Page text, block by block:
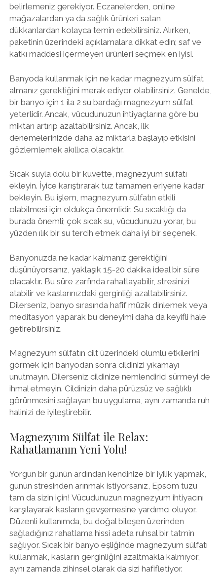
belirlemeniz gerekiyor. Eczanelerden, online
mağazalardan ya da sağlık ürünleri satan
dükkanlardan kolayca temin edebilirsiniz. Alırken,
paketinin üzerindeki açıklamalara dikkat edin; saf ve
katkı maddesi içermeyen ürünleri seçmek en iyisi.
Banyoda kullanmak için ne kadar magnezyum sülfat
almanız gerektiğini merak ediyor olabilirsiniz. Genelde,
bir banyo için 1 ila 2 su bardağı magnezyum sülfat
yeterlidir. Ancak, vücudunuzun ihtiyaçlarına göre bu
miktarı artırıp azaltabilirsiniz. Ancak, ilk
denemelerinizde daha az miktarla başlayıp etkisini
gözlemlemek akıllıca olacaktır.
Sıcak suyla dolu bir küvette, magnezyum sülfatı
ekleyin. İyice karıştırarak tuz tamamen eriyene kadar
bekleyin. Bu işlem, magnezyum sülfatın etkili
olabilmesi için oldukça önemlidir. Su sıcaklığı da
burada önemli; çok sıcak su, vücudunuzu yorar, bu
yüzden ılık bir su tercih etmek daha iyi bir seçenek.
Banyonuzda ne kadar kalmanız gerektiğini
düşünüyorsanız, yaklaşık 15-20 dakika ideal bir süre
olacaktır. Bu süre zarfında rahatlayabilir, stresinizi
atabilir ve kaslarınızdaki gerginliği azaltabilirsiniz.
Dilerseniz, banyo sırasında hafif müzik dinlemek veya
meditasyon yaparak bu deneyimi daha da keyifli hale
getirebilirsiniz.
Magnezyum sülfatın cilt üzerindeki olumlu etkilerini
görmek için banyodan sonra cildinizi yıkamayı
unutmayın. Dilerseniz cildinize nemlendirici sürmeyi de
ihmal etmeyin. Cildinizin daha pürüzsüz ve sağlıklı
görünmesini sağlayan bu uygulama, aynı zamanda ruh
halinizi de iyileştirebilir.
Magnezyum Sülfat ile Relax:
Rahatlamanın Yeni Yolu!
Yorgun bir günün ardından kendinize bir iyilik yapmak,
günün stresinden arınmak istiyorsanız, Epsom tuzu
tam da sizin için! Vücudunuzun magnezyum ihtiyacını
karşılayarak kasların gevşemesine yardımcı oluyor.
Düzenli kullanımda, bu doğal bileşen üzerinden
sağladığınız rahatlama hissi adeta ruhsal bir tatmin
sağlıyor. Sıcak bir banyo eşliğinde magnezyum sülfatı
kullanmak, kasların gerginliğini azaltmakla kalmıyor,
aynı zamanda zihinsel olarak da sizi hafifletiyor.